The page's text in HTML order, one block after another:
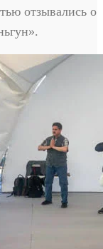
отзывались о